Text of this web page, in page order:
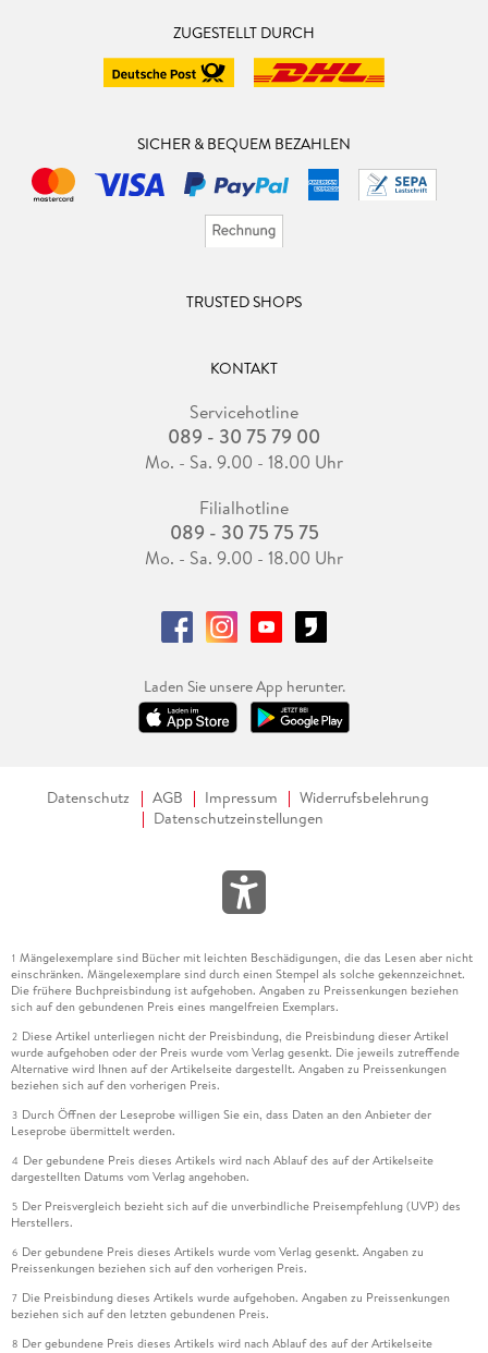
ZUGESTELLT DURCH
SICHER & BEQUEM BEZAHLEN
TRUSTED SHOPS
KONTAKT
Servicehotline
089 - 30 75 79 00
Mo. - Sa. 9.00 - 18.00 Uhr
Filialhotline
089 - 30 75 75 75
Mo. - Sa. 9.00 - 18.00 Uhr
Laden Sie unsere App herunter.
Datenschutz AGB Impressum
Widerrufsbelehrung
Datenschutzeinstellungen
1 Mängelexemplare sind Bücher mit leichten Beschädigungen, die das Lesen aber nicht
einschränken. Mängelexemplare sind durch einen Stempel als solche gekennzeichnet.
Die frühere Buchpreisbindung ist aufgehoben. Angaben zu Preissenkungen beziehen
sich auf den gebundenen Preis eines mangelfreien Exemplars.
2 Diese Artikel unterliegen nicht der Preisbindung, die Preisbindung dieser Artikel
wurde aufgehoben oder der Preis wurde vom Verlag gesenkt. Die jeweils zutreffende
Alternative wird Ihnen auf der Artikelseite dargestellt. Angaben zu Preissenkungen
beziehen sich auf den vorherigen Preis.
3 Durch Öffnen der Leseprobe willigen Sie ein, dass Daten an den Anbieter der
Leseprobe übermittelt werden.
4 Der gebundene Preis dieses Artikels wird nach Ablauf des auf der Artikelseite
dargestellten Datums vom Verlag angehoben.
5 Der Preisvergleich bezieht sich auf die unverbindliche Preisempfehlung (UVP) des
Herstellers.
6 Der gebundene Preis dieses Artikels wurde vom Verlag gesenkt. Angaben zu
Preissenkungen beziehen sich auf den vorherigen Preis.
7 Die Preisbindung dieses Artikels wurde aufgehoben. Angaben zu Preissenkungen
beziehen sich auf den letzten gebundenen Preis.
8 Der gebundene Preis dieses Artikels wird nach Ablauf des auf der Artikelseite